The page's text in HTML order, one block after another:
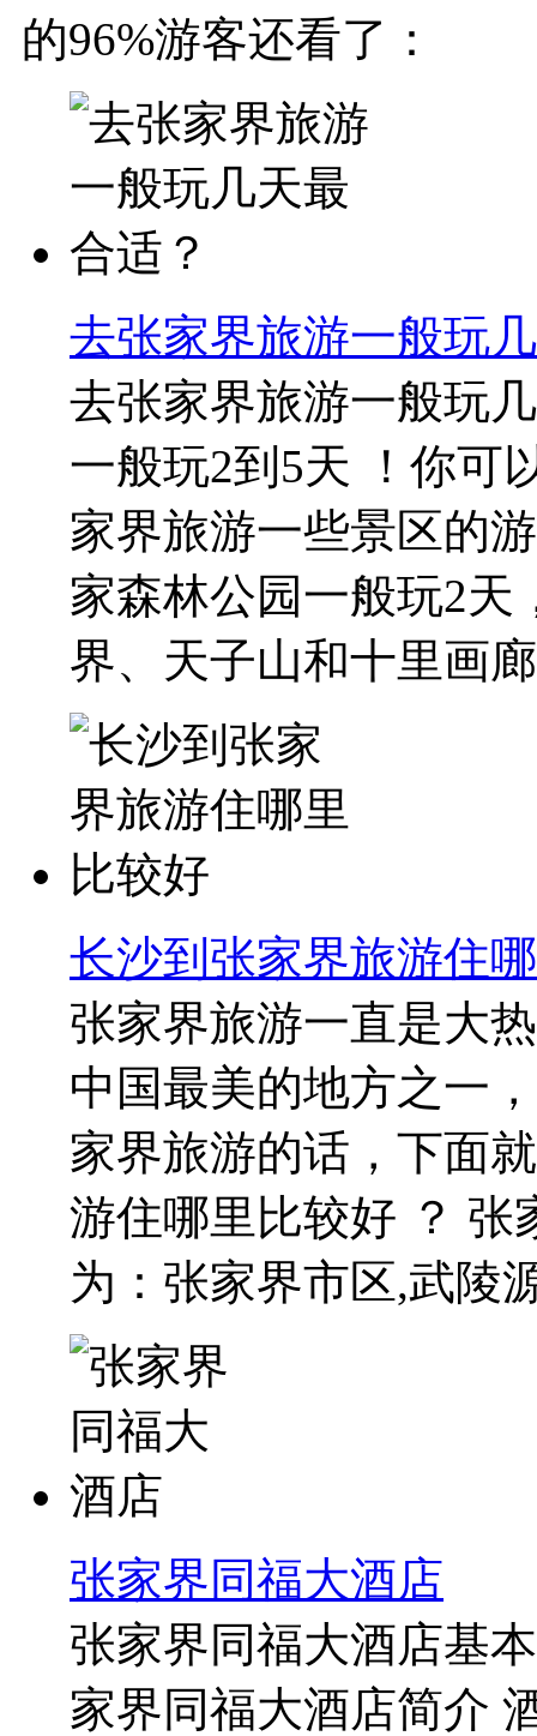
的96%游客还看了：
去张家界旅游一般玩
去张家界旅游一般玩
一般玩2到5天 ！你可
家界旅游一些景区的
家森林公园一般玩2
界、天子山和十里画
长沙到张家界旅游住
张家界旅游一直是大
中国最美的地方之一
家界旅游的话，下面
游住哪里比较好 ？ 张
为：张家界市区,武陵
张家界同福大酒店
张家界同福大酒店基
家界同福大酒店简介